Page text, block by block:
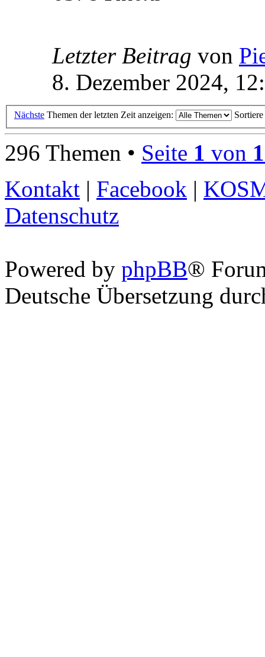
Letzter Beitrag von
8. Dezember 2024,
Nächste Themen der letzten Zeit anzeigen:
296 Themen • Seite 1 von
Kontakt | Facebook |
Datenschutz
Powered by phpBB®
Deutsche Übersetzung